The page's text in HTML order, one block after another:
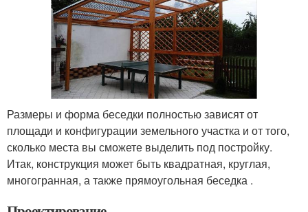
Размеры и форма беседки полностью зависят от
площади и конфигурации земельного участка и от того,
сколько места вы сможете выделить под постройку.
Итак, конструкция может быть квадратная, круглая,
многогранная, а также прямоугольная беседка .